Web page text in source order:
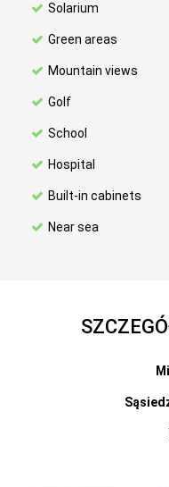
Solarium
Green areas
Mountain views
Golf
School
Hospital
Built-in cabinets
Near sea